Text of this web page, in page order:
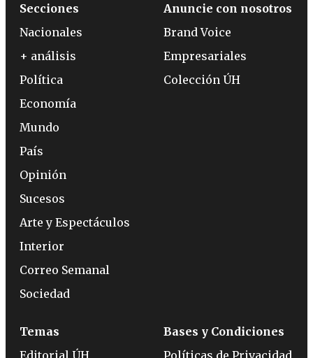
Secciones
Nacionales
+ análisis
Política
Economía
Mundo
País
Opinión
Sucesos
Arte y Espectáculos
Interior
Correo Semanal
Sociedad
Anuncie con nosotros
Brand Voice
Empresariales
Colección ÚH
Temas
Editorial ÚH
Bases y Condiciones
Políticas de Privacidad